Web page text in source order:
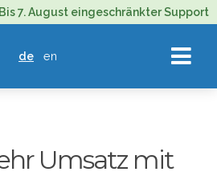
de en
Umsatz mit
7. August eingeschränkter Support